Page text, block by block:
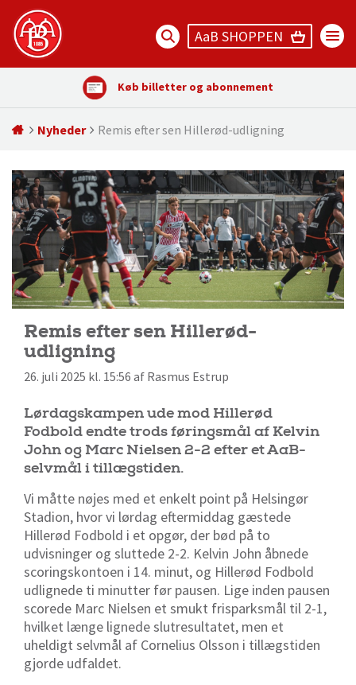
AaB SHOPPEN
Køb billetter og abonnement
Nyheder Remis efter sen Hillerød-udligning
Remis efter sen Hillerød-
udligning
26. juli 2025 kl. 15:56 af Rasmus Estrup
Lørdagskampen ude mod Hillerød
Fodbold endte trods føringsmål af Kelvin
John og Marc Nielsen 2-2 efter et AaB-
selvmål i tillægstiden.
Vi måtte nøjes med et enkelt point på Helsingør
Stadion, hvor vi lørdag eftermiddag gæstede
Hillerød Fodbold i et opgør, der bød på to
udvisninger og sluttede 2-2. Kelvin John åbnede
scoringskontoen i 14. minut, og Hillerød Fodbold
udlignede ti minutter før pausen. Lige inden pausen
scorede Marc Nielsen et smukt frisparksmål til 2-1,
hvilket længe lignede slutresultatet, men et
uheldigt selvmål af Cornelius Olsson i tillægstiden
gjorde udfaldet.